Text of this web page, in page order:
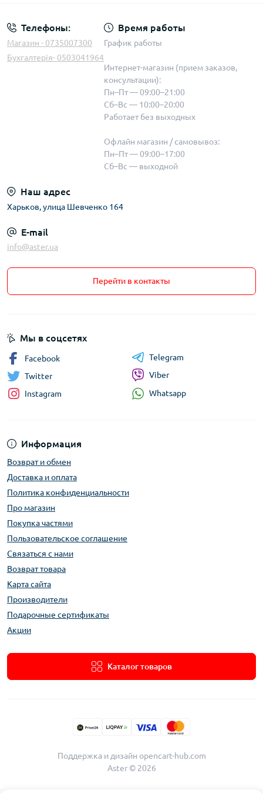
Телефоны:
Магазин - 0735007300
Бухгалтерія- 0503041964
Время работы
График работы
Интернет-магазин (прием заказов,
консультации):
Пн–Пт — 09:00–21:00
Сб–Вс — 10:00–20:00
Работает без выходных
Офлайн магазин / самовывоз:
Пн–Пт — 09:00–17:00
Сб–Вс — выходной
Наш адрес
Харьков, улица Шевченко 164
E-mail
info@aster.ua
Перейти в контакты
Информация
Возврат и обмен
Доставка и оплата
Политика конфиденциальности
Про магазин
Покупка частями
Пользовательское соглашение
Связаться с нами
Возврат товара
Карта сайта
Производители
Подарочные сертификаты
Акции
Каталог товаров
Мы в соцсетях
Facebook
Twitter
Instagram
Telegram
Viber
Whatsapp
Поддержка и дизайн opencart-hub.com
Aster © 2026